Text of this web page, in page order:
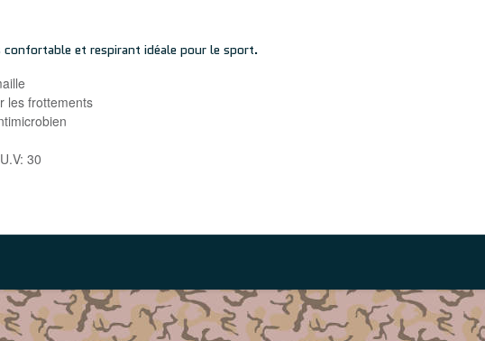
et respirant idéale pour le sport.
les frottements
30